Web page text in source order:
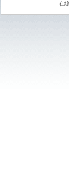
在